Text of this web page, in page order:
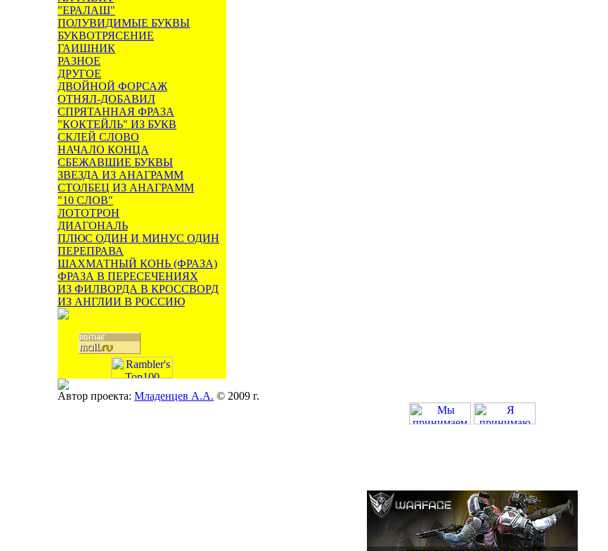
"ЕРАЛАШ"
ПОЛУВИДИМЫЕ БУКВЫ
БУКВОТРЯСЕНИЕ
ГАИШНИК
РАЗНОЕ
ДРУГОЕ
ДВОЙНОЙ ФОРСАЖ
ОТНЯЛ-ДОБАВИЛ
СПРЯТАННАЯ ФРАЗА
"КОКТЕЙЛЬ" ИЗ БУКВ
СКЛЕЙ СЛОВО
НАЧАЛО КОНЦА
СБЕЖАВШИЕ БУКВЫ
ЗВЕЗДА ИЗ АНАГРАММ
СТОЛБЕЦ ИЗ АНАГРАММ
"10 СЛОВ"
ЛОТОТРОН
ДИАГОНАЛЬ
ПЛЮС ОДИН И МИНУС ОДИН
ПЕРЕПРАВА
ШАХМАТНЫЙ КОНЬ (ФРАЗА)
ФРАЗА В ПЕРЕСЕЧЕНИЯХ
ИЗ ФИЛВОРДА В КРОССВОРД
ИЗ АНГЛИИ В РОССИЮ
Автор проекта: Младенцев А.А. © 2009 г.